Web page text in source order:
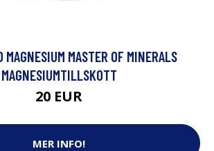
MAGNESIUM MASTER OF MINERALS
MAGNESIUMTILLSKOTT
20 EUR
MER INFO!